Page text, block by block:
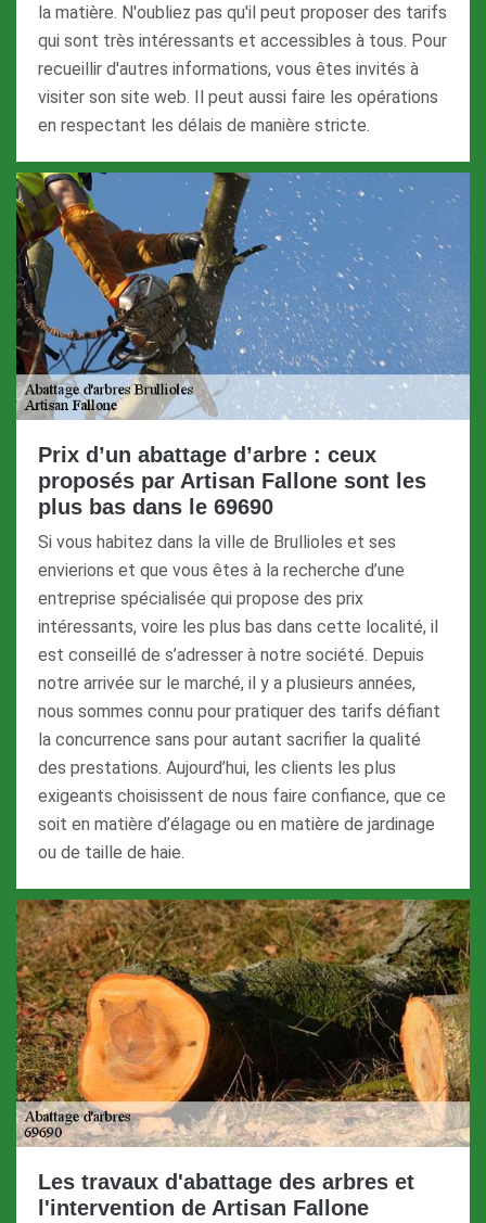
la matière. N'oubliez pas qu'il peut proposer des tarifs
qui sont très intéressants et accessibles à tous. Pour
recueillir d'autres informations, vous êtes invités à
visiter son site web. Il peut aussi faire les opérations
en respectant les délais de manière stricte.
Prix d’un abattage d’arbre : ceux
proposés par Artisan Fallone sont les
plus bas dans le 69690
Si vous habitez dans la ville de Brullioles et ses
envierions et que vous êtes à la recherche d’une
entreprise spécialisée qui propose des prix
intéressants, voire les plus bas dans cette localité, il
est conseillé de s’adresser à notre société. Depuis
notre arrivée sur le marché, il y a plusieurs années,
nous sommes connu pour pratiquer des tarifs défiant
la concurrence sans pour autant sacrifier la qualité
des prestations. Aujourd’hui, les clients les plus
exigeants choisissent de nous faire confiance, que ce
soit en matière d’élagage ou en matière de jardinage
ou de taille de haie.
Les travaux d'abattage des arbres et
l'intervention de Artisan Fallone